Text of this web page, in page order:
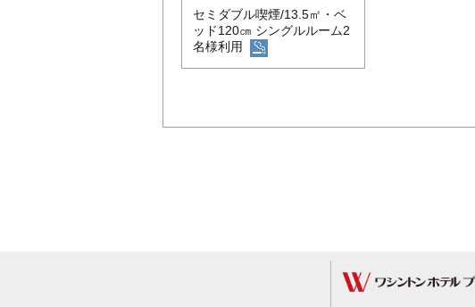
セミダブル喫煙/13.5㎡・ベ
ッド120㎝ シングルルーム2
名様利用